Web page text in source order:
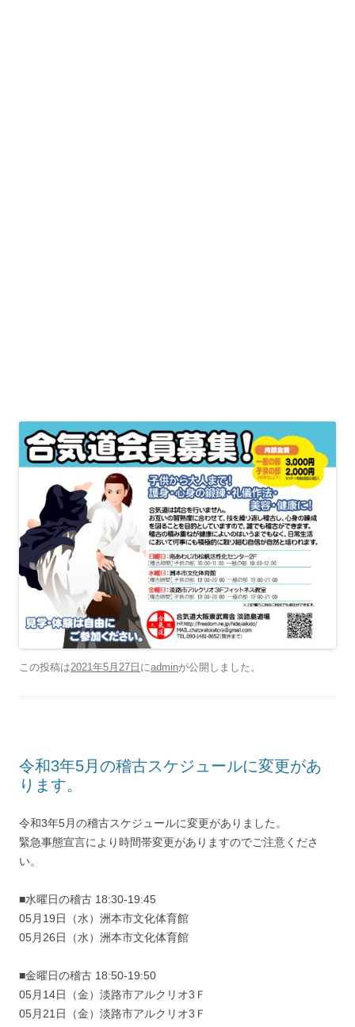
この投稿は2021年5月27日 にadminが公開しました 。
令和3年5月の稽古スケジュールに変更があ
ります。
令和3年5月の稽古スケジュールに変更がありました。
緊急事態宣言により時間帯変更がありますのでご注意くださ
い。
■水曜日の稽古 18:30-19:45
05月19日（水）洲本市文化体育館
05月26日（水）洲本市文化体育館
■金曜日の稽古 18:50-19:50
05月14日（金）淡路市アルクリオ3Ｆ
05月21日（金）淡路市アルクリオ3Ｆ